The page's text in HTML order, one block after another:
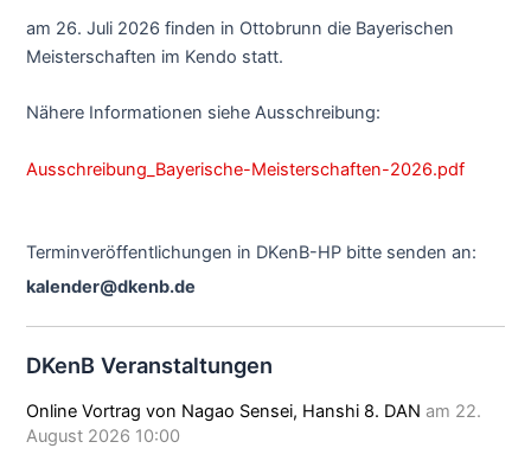
am 26. Juli 2026 finden in Ottobrunn die Bayerischen
Meisterschaften im Kendo statt.
Nähere Informationen siehe Ausschreibung:
Ausschreibung_Bayerische-Meisterschaften-2026.pdf
Terminveröffentlichungen in DKenB-HP bitte senden an:
kalender@dkenb.de
DKenB Veranstaltungen
Online Vortrag von Nagao Sensei, Hanshi 8. DAN am 22.
August 2026 10:00